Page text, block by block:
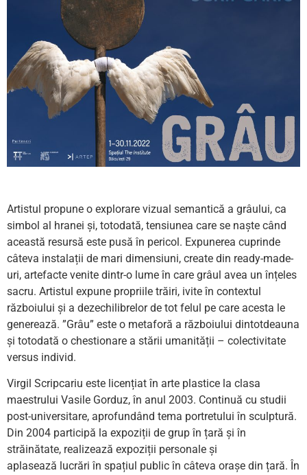
Artistul propune o explorare vizual semantică a grâului, ca
simbol al hranei și, totodată, tensiunea care se naște când
această resursă este pusă în pericol. Expunerea cuprinde
câteva instalații de mari dimensiuni, create din ready-made-
uri, artefacte venite dintr-o lume în care grâul avea un înțeles
sacru. Artistul expune propriile trăiri, ivite în contextul
războiului și a dezechilibrelor de tot felul pe care acesta le
generează. ”Grâu” este o metaforă a războiului dintotdeauna
și totodată o chestionare a stării umanității – colectivitate
versus individ.
Virgil Scripcariu este licențiat în arte plastice la clasa
maestrului Vasile Gorduz, în anul 2003. Continuă cu studii
post-universitare, aprofundând tema portretului în sculptură.
Din 2004 participă la expoziții de grup în țară și în
străinătate, realizează expoziții personale și
aplasează lucrări în spațiul public în câteva orașe din țară. În